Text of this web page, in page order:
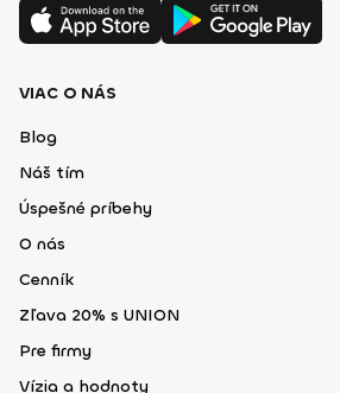
VIAC O NÁS
Blog
Náš tím
Úspešné príbehy
O nás
Cenník
Zľava 20% s UNION
Pre firmy
Vízia a hodnoty